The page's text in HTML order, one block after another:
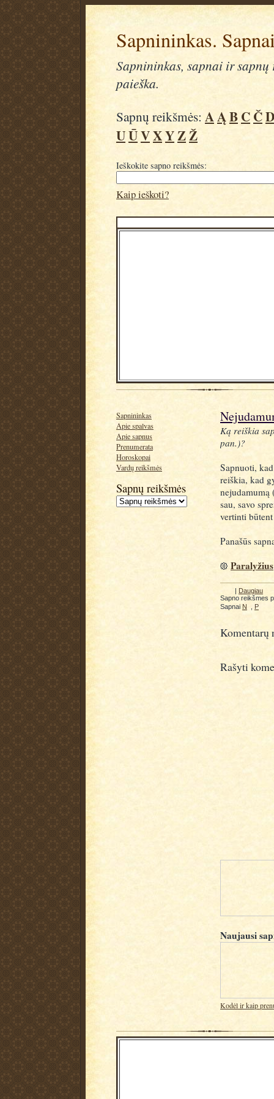
Sapnininkas.
Sapnininkas, sapnai ir
paieška.
Sapnų reikšmės: AĄBCČD
UŪVXYZŽ
Ieškokite sapno reikšmės:
Kaip ieškoti?
Sapnininkas
Apie spalvas
Apie sapnus
Prenumerata
Horoskopai
Vardų reikšmės
Sapnų reikšmės
Ką reiškia
pan.)?
Sapnuoti,
reiškia, kad
nejudamumą
sau, savo
vertinti
Panašūs
Paralyžius
| Daugiau
Sapno reikšmes
Sapnai N P
Komentarų
Rašyti
Naujausi
Kodėl ir kaip